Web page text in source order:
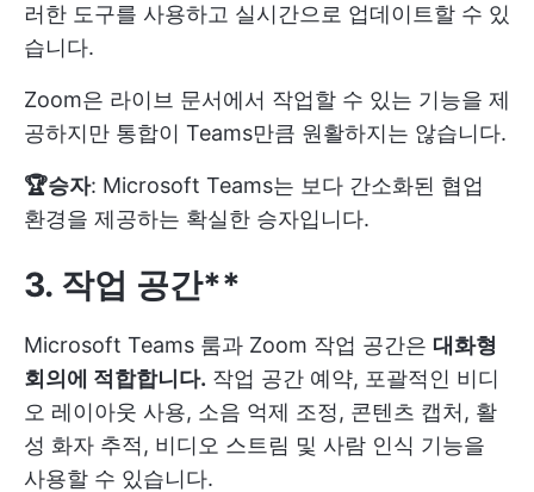
러한 도구를 사용하고 실시간으로 업데이트할 수 있
습니다.
Zoom은 라이브 문서에서 작업할 수 있는 기능을 제
공하지만 통합이 Teams만큼 원활하지는 않습니다.
🏆승자: Microsoft Teams는 보다 간소화된 협업
환경을 제공하는 확실한 승자입니다.
3. 작업 공간**
Microsoft Teams 룸과 Zoom 작업 공간은 대화형
회의에 적합합니다. 작업 공간 예약, 포괄적인 비디
오 레이아웃 사용, 소음 억제 조정, 콘텐츠 캡처, 활
성 화자 추적, 비디오 스트림 및 사람 인식 기능을
사용할 수 있습니다.